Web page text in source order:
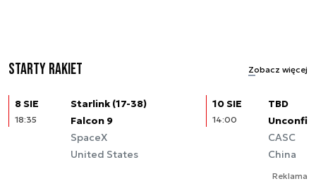
Starty rakiet Zobacz więcej
8 SIE
18:35
Starlink (17-38)
Falcon 9
SpaceX
United States
10 SIE
14:00
TBD
CASC
China
Reklama